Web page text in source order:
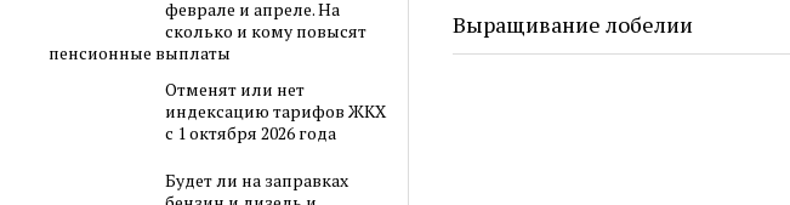
феврале и апреле. На
сколько и кому повысят
пенсионные выплаты
Отменят или нет
индексацию тарифов ЖКХ
с 1 октября 2026 года
Будет ли на заправках
Выращивание лобелии